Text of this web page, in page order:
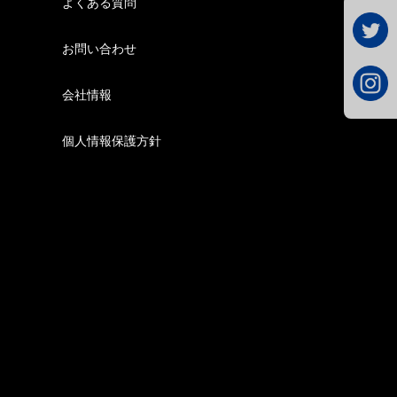
よくある質問
お問い合わせ
会社情報
個人情報保護方針